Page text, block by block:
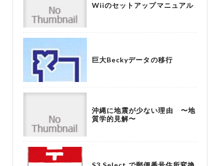
Wiiのセットアップマニュアル
巨大Beckyデータの移行
沖縄に地震が少ない理由 〜地
質学的見解〜